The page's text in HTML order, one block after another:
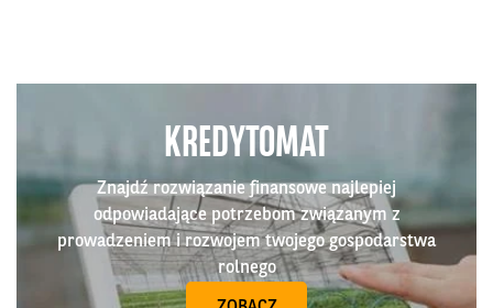
KREDYTOMAT
Znajdź rozwiązanie finansowe najlepiej
odpowiadające potrzebom związanym z
prowadzeniem i rozwojem twojego gospodarstwa
rolnego